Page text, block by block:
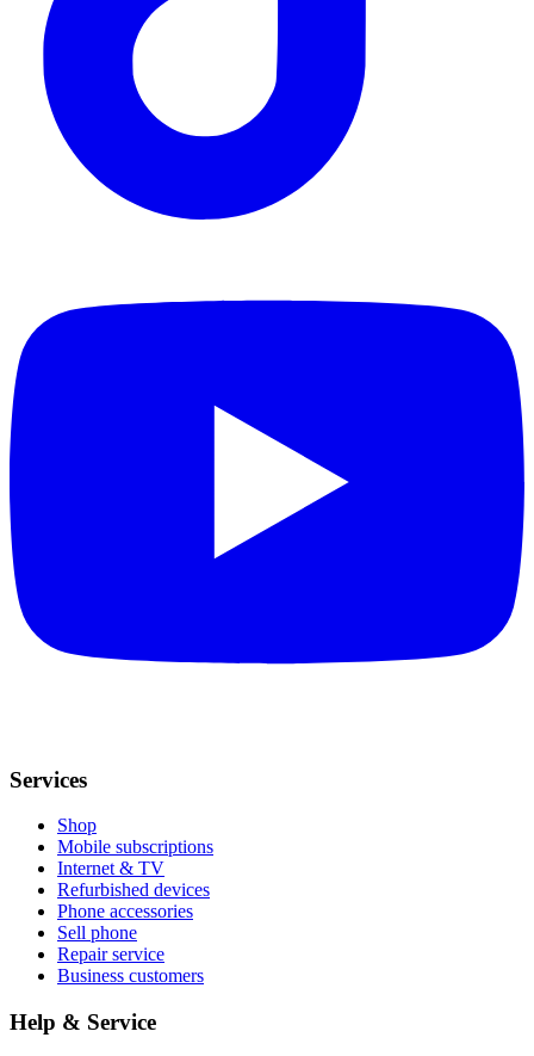
Services
Shop
Mobile subscriptions
Internet & TV
Refurbished devices
Phone accessories
Sell phone
Repair service
Business customers
Help & Service